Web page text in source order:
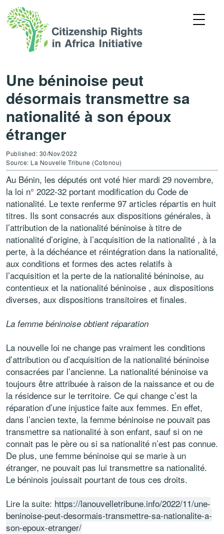
Une béninoise peut
désormais transmettre sa
nationalité à son époux
étranger
Published: 30/Nov/2022
Source: La Nouvelle Tribune (Cotonou)
Au Bénin, les députés ont voté hier mardi 29 novembre,
la loi n° 2022-32 portant modification du Code de
nationalité. Le texte renferme 97 articles répartis en huit
titres. Ils sont consacrés aux dispositions générales, à
l’attribution de la nationalité béninoise à titre de
nationalité d’origine, à l’acquisition de la nationalité , à la
perte, à la déchéance et réintégration dans la nationalité,
aux conditions et formes des actes relatifs à
l’acquisition et la perte de la nationalité béninoise, au
contentieux et la nationalité béninoise , aux dispositions
diverses, aux dispositions transitoires et finales.
La femme béninoise obtient réparation
La nouvelle loi ne change pas vraiment les conditions
d’attribution ou d’acquisition de la nationalité béninoise
consacrées par l’ancienne. La nationalité béninoise va
toujours être attribuée à raison de la naissance et ou de
la résidence sur le territoire. Ce qui change c’est la
réparation d’une injustice faite aux femmes. En effet,
dans l’ancien texte, la femme béninoise ne pouvait pas
transmettre sa nationalité à son enfant, sauf si on ne
connait pas le père ou si sa nationalité n’est pas connue.
De plus, une femme béninoise qui se marie à un
étranger, ne pouvait pas lui transmettre sa nationalité.
Le béninois jouissait pourtant de tous ces droits.
Lire la suite: https://lanouvelletribune.info/2022/11/une-
beninoise-peut-desormais-transmettre-sa-nationalite-a-
son-epoux-etranger/